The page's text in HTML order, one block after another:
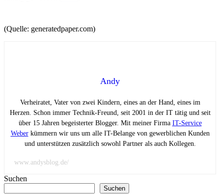
(Quelle: generatedpaper.com)
Andy
Verheiratet, Vater von zwei Kindern, eines an der Hand, eines im
Herzen. Schon immer Technik-Freund, seit 2001 in der IT tätig und seit
über 15 Jahren begeisterter Blogger. Mit meiner Firma IT-Service
Weberkümmern wir uns um alle IT-Belange von gewerblichen Kunden
und unterstützen zusätzlich sowohl Partner als auch Kollegen.
www.andysblog.de/
Suchen
Suchen